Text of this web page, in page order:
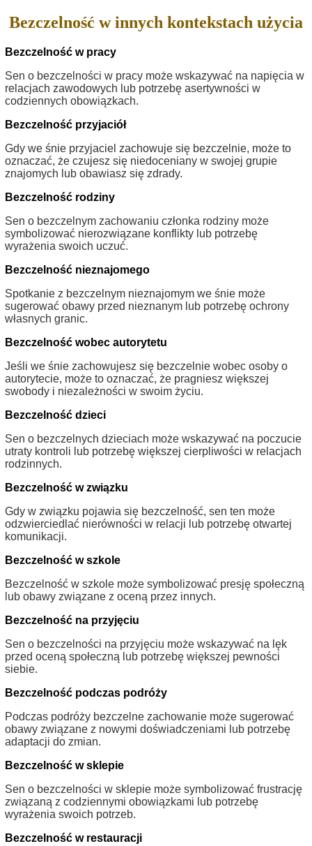
Bezczelność w innych kontekstach użycia
Bezczelność w pracy
Sen o bezczelności w pracy może wskazywać na napięcia w
relacjach zawodowych lub potrzebę asertywności w
codziennych obowiązkach.
Bezczelność przyjaciół
Gdy we śnie przyjaciel zachowuje się bezczelnie, może to
oznaczać, że czujesz się niedoceniany w swojej grupie
znajomych lub obawiasz się zdrady.
Bezczelność rodziny
Sen o bezczelnym zachowaniu członka rodziny może
symbolizować nierozwiązane konflikty lub potrzebę
wyrażenia swoich uczuć.
Bezczelność nieznajomego
Spotkanie z bezczelnym nieznajomym we śnie może
sugerować obawy przed nieznanym lub potrzebę ochrony
własnych granic.
Bezczelność wobec autorytetu
Jeśli we śnie zachowujesz się bezczelnie wobec osoby o
autorytecie, może to oznaczać, że pragniesz większej
swobody i niezależności w swoim życiu.
Bezczelność dzieci
Sen o bezczelnych dzieciach może wskazywać na poczucie
utraty kontroli lub potrzebę większej cierpliwości w relacjach
rodzinnych.
Bezczelność w związku
Gdy w związku pojawia się bezczelność, sen ten może
odzwierciedlać nierówności w relacji lub potrzebę otwartej
komunikacji.
Bezczelność w szkole
Bezczelność w szkole może symbolizować presję społeczną
lub obawy związane z oceną przez innych.
Bezczelność na przyjęciu
Sen o bezczelności na przyjęciu może wskazywać na lęk
przed oceną społeczną lub potrzebę większej pewności
siebie.
Bezczelność podczas podróży
Podczas podróży bezczelne zachowanie może sugerować
obawy związane z nowymi doświadczeniami lub potrzebę
adaptacji do zmian.
Bezczelność w sklepie
Sen o bezczelności w sklepie może symbolizować frustrację
związaną z codziennymi obowiązkami lub potrzebę
wyrażenia swoich potrzeb.
Bezczelność w restauracji